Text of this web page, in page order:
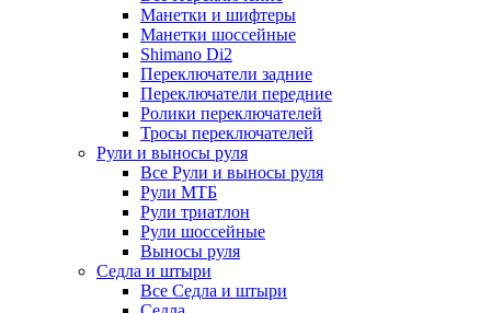
Манетки и шифтеры
Манетки шоссейные
Shimano Di2
Переключатели задние
Переключатели передние
Ролики переключателей
Тросы переключателей
Рули и выносы руля
Все Рули и выносы руля
Рули МТБ
Рули триатлон
Рули шоссейные
Выносы руля
Седла и штыри
Все Седла и штыри